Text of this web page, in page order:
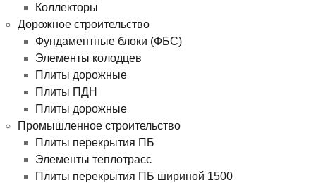
Коллекторы
Дорожное строительство
Фундаментные блоки (ФБС)
Элементы колодцев
Плиты дорожные
Плиты ПДН
Плиты дорожные
Промышленное строительство
Плиты перекрытия ПБ
Элементы теплотрасс
Плиты перекрытия ПБ шириной 1500